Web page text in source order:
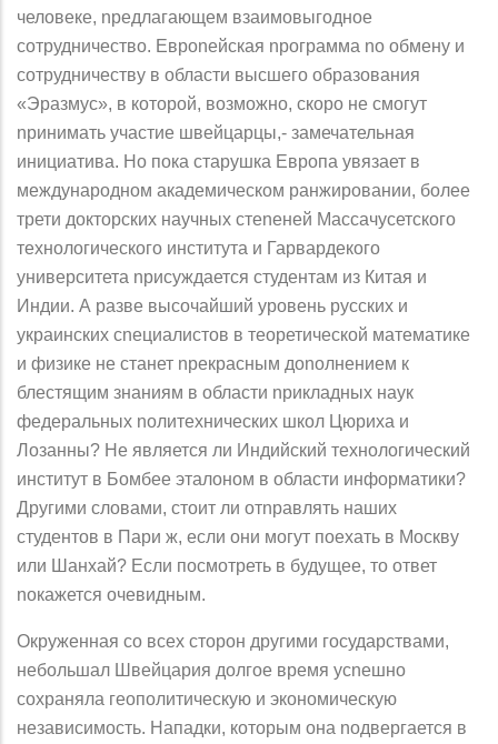
человеке, nредлагающем взаимовыгодное
сотрудничество. Евроnейская nрограмма no обмену и
сотрудничеству в области высшего образования
«Эразмус», в которой, возможно, скоро не смогут
nринимать участие швейцарцы,- замечательная
инициатива. Но пока старушка Европа увязает в
международном академическом ранжировании, более
трети докторских научных стеnеней Массачусетского
технологического института и Гарвардекого
университета nрисуждается студентам из Китая и
Индии. А разве высочайший уровень русских и
украинских сnециалистов в теоретической математике
и физике не станет nрекрасным доnолнением к
блестящим знаниям в области nрикладных наук
федеральных nолитехнических школ Цюриха и
Лозанны? Не является ли Индийский технологический
институт в Бомбее эталоном в области информатики?
Другими словами, стоит ли отnравлять наших
студентов в Пари ж, если они могут поехать в Москву
или Шанхай? Если посмотреть в будущее, то ответ
nокажется очевидным.
Окруженная со всех сторон другими государствами,
небольшал Швейцария долгое время усnешно
сохраняла геополитическую и экономическую
независимость. Нападки, которым она nодвергается в